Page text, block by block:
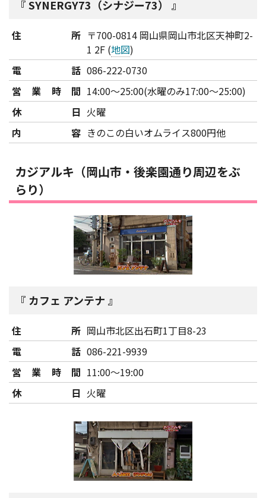
SYNERGY73（シナジー73）
住所 〒700-0814 岡山県岡山市北区天神町2-
1 2F (地図)
電話 086-222-0730
営業時間 14:00～25:00(水曜のみ17:00～25:00)
休日 火曜
内容 きのこの白いオムライス800円他
カジアルキ（岡山市・後楽園通り周辺をぶ
らり）
カフェ アンテナ
住所 岡山市北区出石町1丁目8-23
電話 086-221-9939
営業時間 11:00～19:00
休日 火曜